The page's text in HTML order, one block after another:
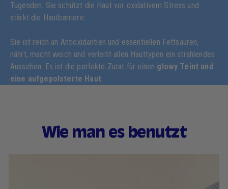
Tugenden. Sie schützt die Haut vor oxidativem Stress und
stärkt die Hautbarriere.
Sie ist reich an Antioxidantien und essentiellen Fettsäuren,
nährt, macht weich und verleiht allen Hauttypen ein strahlendes
Aussehen. Es ist die perfekte Zutat für einen glowy Teint und
eine aufgepolsterte Haut.
Wie man es benutzt